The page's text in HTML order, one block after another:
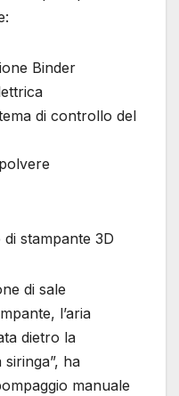
Binder
di controllo del
stampante 3D
di sale
l’aria
dietro la
ha
manuale